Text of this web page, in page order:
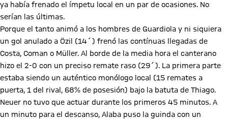
ya había frenado el ímpetu local en un par de ocasiones. No
serían las últimas.
Porque el tanto animó a los hombres de Guardiola y ni siquiera
un gol anulado a Özil (14´) frenó las contínuas llegadas de
Costa, Coman o Müller. Al borde de la media hora el canterano
hizo el 2-0 con un preciso remate raso (29´). La primera parte
estaba siendo un auténtico monólogo local (15 remates a
puerta, 1 del rival, 68% de posesión) bajo la batuta de Thiago.
Neuer no tuvo que actuar durante los primeros 45 minutos. A
un minuto para el descanso, Alaba puso la guinda con un